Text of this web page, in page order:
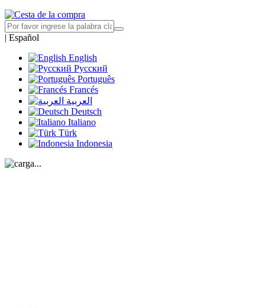
| Español
English
Русский
Português
Francés
العربية
Deutsch
Italiano
Türk
Indonesia